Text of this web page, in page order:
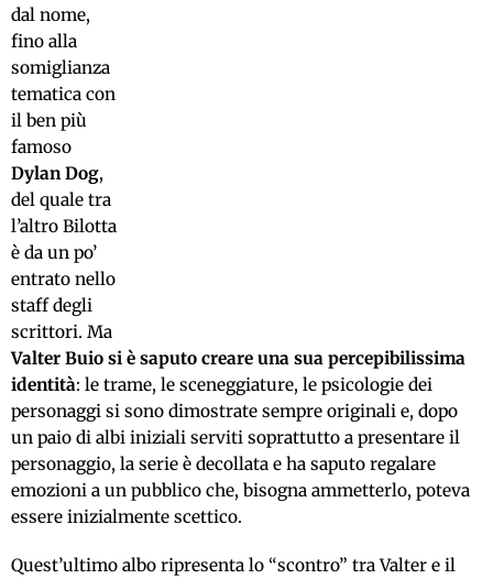
dal nome,
fino alla
somiglianza
tematica con
il ben più
famoso
Dylan Dog,
del quale tra
l’altro Bilotta
è da un po’
entrato nello
staff degli
scrittori. Ma
Valter Buio si è saputo creare una sua percepibilissima
identità: le trame, le sceneggiature, le psicologie dei
personaggi si sono dimostrate sempre originali e, dopo
un paio di albi iniziali serviti soprattutto a presentare il
personaggio, la serie è decollata e ha saputo regalare
emozioni a un pubblico che, bisogna ammetterlo, poteva
essere inizialmente scettico.
Quest’ultimo albo ripresenta lo “scontro” tra Valter e il